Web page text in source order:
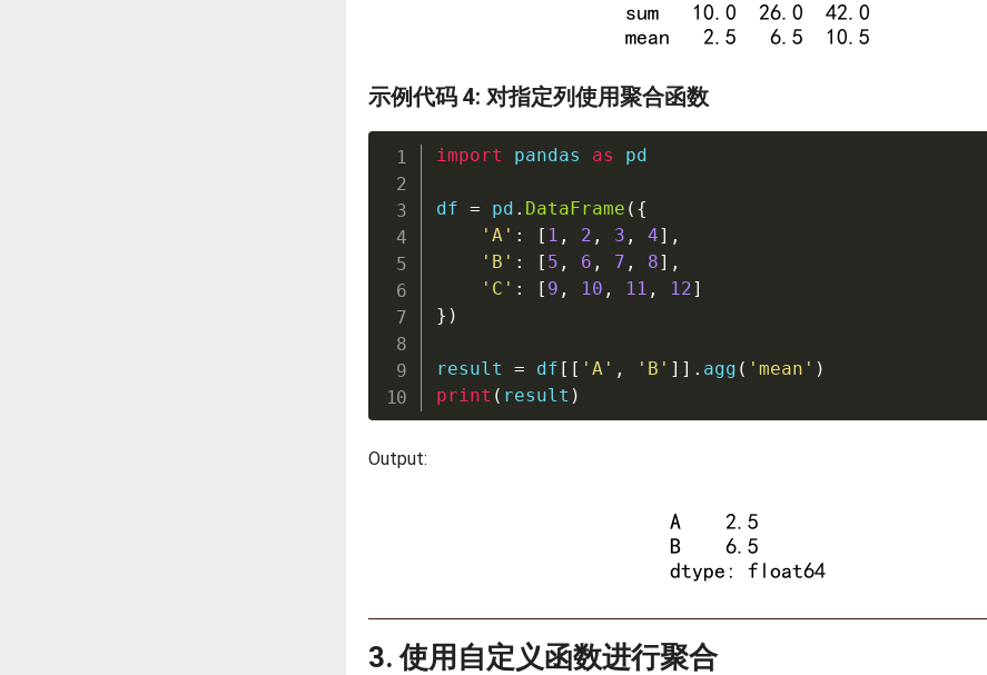
示例代码 4: 对指定列使用聚合函数
import pandas as pd
df = pd . DataFrame ( {
'A' : [ 1 , 2 , 3 , 4] ,
'B' : [ 5 , 6 , 7 , 8] ,
'C' : [ 9 , 10 , 11 , 12]
} )
result = df [ [ 'A' , 'B' ] ] . agg ( 'mean' )
print ( result )
Output:
3. 使用自定义函数进行聚合